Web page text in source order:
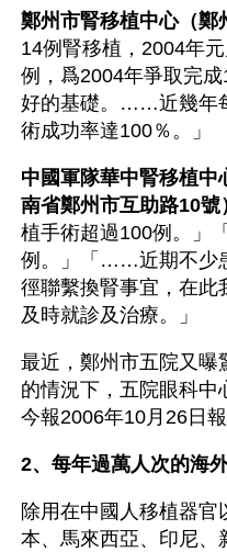
鄭州市腎移植中心（鄭
14例腎移植，2004年
例，爲2004年爭取完
好的基礎。……近幾年
術成功率達100％。」
中國軍隊華中腎移植
南省鄭州市互助路10號
植手術超過100例。」
例。」「……近期不少
徑聯繫換腎事宜，在此
及時就診及治療。」
最近，鄭州市五院又曝
的情況下，五院眼科
今報2006年10月26日報
2、每年過萬人次的海
除用在中國人移植器官
本、馬來西亞、印尼、